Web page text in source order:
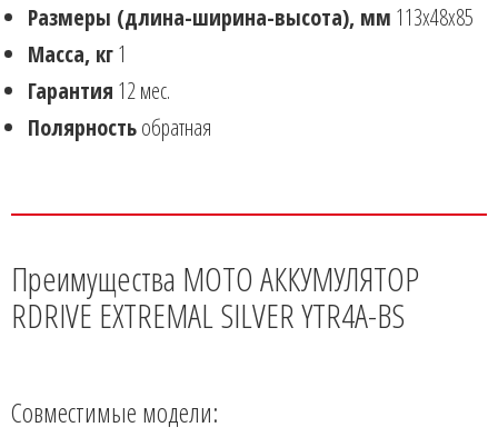
Размеры (длина-ширина-высота), мм 113x48x85
Масса, кг1
Гарантия 12 мес.
Полярностьобратная
Преимущества МОТО АККУМУЛЯТОР
RDRIVE EXTREMAL SILVER YTR4A-BS
Совместимые модели: